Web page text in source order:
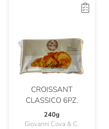
CROISSANT
CLASSICO 6PZ.
240g
Giovanni Cova & C.